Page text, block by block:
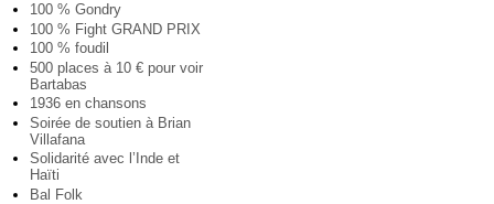
100 % Gondry
100 % Fight GRAND PRIX
100 % foudil
500 places à 10 € pour voir
Bartabas
1936 en chansons
Soirée de soutien à Brian
Villafana
Solidarité avec l’Inde et
Haïti
Bal Folk